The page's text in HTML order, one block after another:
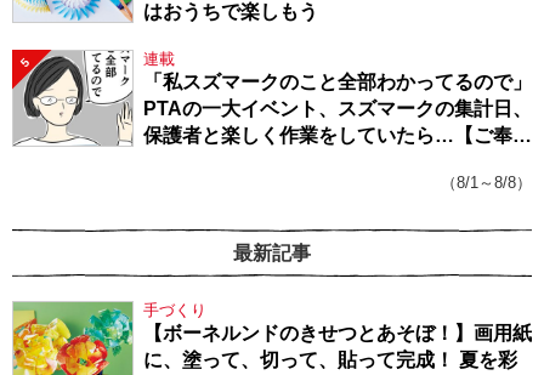
はおうちで楽しもう
5 連載
「私スズマークのこと全部わかってるので」
PTAの一大イベント、スズマークの集計日、
保護者と楽しく作業をしていたら…【ご奉仕
（8/1～8/8）
最新記事
手づくり
【ボーネルンドのきせつとあそぼ！】画用紙
に、塗って、切って、貼って完成！ 夏を彩